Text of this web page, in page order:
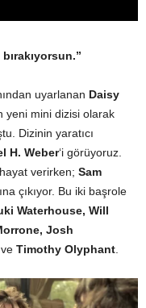
uyarlanan Daisy
yeni mini dizisi olarak
Dizinin yaratıcı
H. Weber‘i görüyoruz.
verirken; Sam
çıkıyor. Bu iki başrole
Waterhouse, Will
Josh
ve Timothy Olyphant